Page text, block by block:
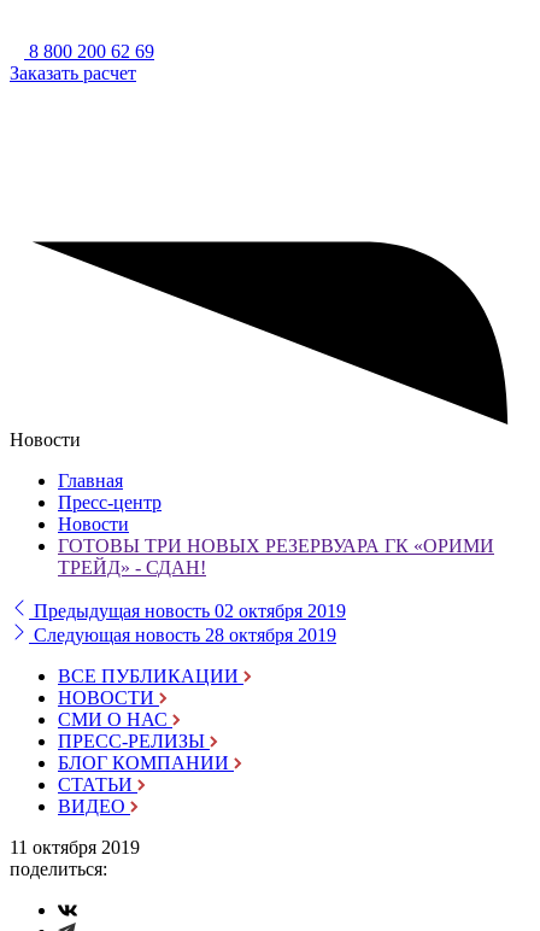
8 800 200 62 69
Заказать расчет
Новости
Главная
Пресс-центр
Новости
ГОТОВЫ ТРИ НОВЫХ РЕЗЕРВУАРА ГК «ОРИМИ
ТРЕЙД» - СДАН!
Предыдущая новость 02 октября 2019
Следующая новость 28 октября 2019
ВСЕ ПУБЛИКАЦИИ
НОВОСТИ
СМИ О НАС
ПРЕСС-РЕЛИЗЫ
БЛОГ КОМПАНИИ
СТАТЬИ
ВИДЕО
11 октября 2019
поделиться: